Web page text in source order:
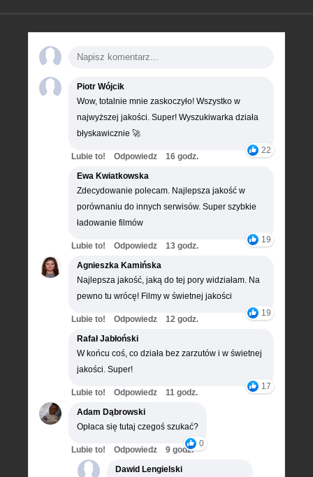
Piotr Wójcik
Wow, totalnie mnie zaskoczyło! Wszystko w
najwyższej jakości. Super! Wyszukiwarka działa
błyskawicznie 🚀
22
Lubie to! Odpowiedz
16 godz.
Ewa Kwiatkowska
Zdecydowanie polecam. Najlepsza jakość w
porównaniu do innych serwisów. Super szybkie
ładowanie filmów
19
Lubie to! Odpowiedz
13 godz.
Agnieszka Kamińska
Najlepsza jakość, jaką do tej pory widziałam. Na
pewno tu wrócę! Filmy w świetnej jakości
19
Lubie to! Odpowiedz
12 godz.
Rafał Jabłoński
W końcu coś, co działa bez zarzutów i w świetnej
jakości. Super!
17
Lubie to! Odpowiedz
11 godz.
Adam Dąbrowski
Opłaca się tutaj czegoś szukać?
0
Lubie to! Odpowiedz
9 godz.
Dawid Lengielski